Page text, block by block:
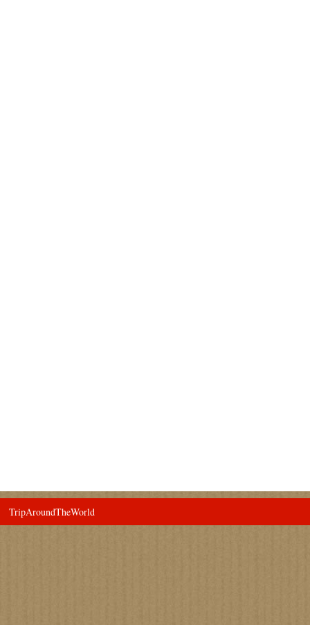
TripAroundTheWorld